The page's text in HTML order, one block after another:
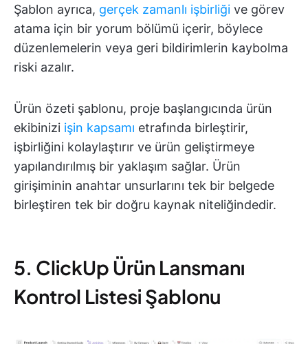
Şablon ayrıca, gerçek zamanlı işbirliği ve görev
atama için bir yorum bölümü içerir, böylece
düzenlemelerin veya geri bildirimlerin kaybolma
riski azalır.
Ürün özeti şablonu, proje başlangıcında ürün
ekibinizi işin kapsamı etrafında birleştirir,
işbirliğini kolaylaştırır ve ürün geliştirmeye
yapılandırılmış bir yaklaşım sağlar. Ürün
girişiminin anahtar unsurlarını tek bir belgede
birleştiren tek bir doğru kaynak niteliğindedir.
5. ClickUp Ürün Lansmanı
Kontrol Listesi Şablonu